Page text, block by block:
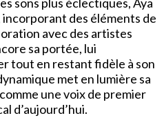
sons plus éclectiques, Aya
des éléments de
avec des artistes
sa portée, lui
tout en restant fidèle à son
met en lumière sa
une voix de premier
d’aujourd’hui.